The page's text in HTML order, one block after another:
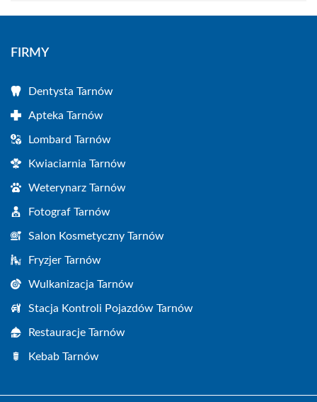
FIRMY
Dentysta Tarnów
Apteka Tarnów
Lombard Tarnów
Kwiaciarnia Tarnów
Weterynarz Tarnów
Fotograf Tarnów
Salon Kosmetyczny Tarnów
Fryzjer Tarnów
Wulkanizacja Tarnów
Stacja Kontroli Pojazdów Tarnów
Restauracje Tarnów
Kebab Tarnów